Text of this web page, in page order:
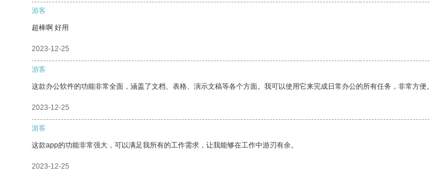
游客
超棒啊 好用
2023-12-25
游客
这款办公软件的功能非常全面，涵盖了文档、表格、演示文稿等各个方面。我可以使用它来完成日常办公的所有任务，非常方便。
2023-12-25
游客
这款app的功能非常强大，可以满足我所有的工作需求，让我能够在工作中游刃有余。
2023-12-25